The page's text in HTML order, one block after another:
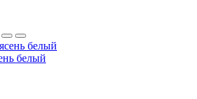
белый